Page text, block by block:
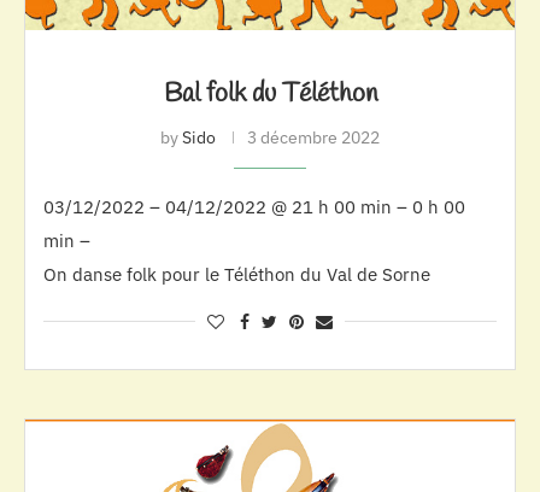
Bal folk du Téléthon
bySido 3 décembre 2022
03/12/2022 – 04/12/2022 @ 21 h 00 min – 0 h 00
min –
On danse folk pour le Téléthon du Val de Sorne